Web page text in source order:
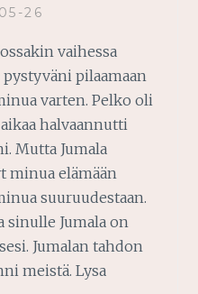
26
vaihessa
pilaamaan
varten. Pelko oli
halvaannutti
Mutta Jumala
minua elämään
suuruudestaan.
sinulle Jumala on
Jumalan tahdon
meistä. Lysa